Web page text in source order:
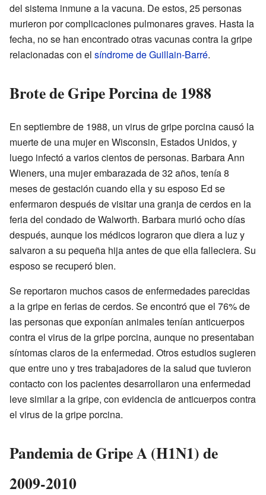
del sistema inmune a la vacuna. De estos, 25 personas
murieron por complicaciones pulmonares graves. Hasta la
fecha, no se han encontrado otras vacunas contra la gripe
relacionadas con el síndrome de Guillain-Barré.
Brote de Gripe Porcina de 1988
En septiembre de 1988, un virus de gripe porcina causó la
muerte de una mujer en Wisconsin, Estados Unidos, y
luego infectó a varios cientos de personas. Barbara Ann
Wieners, una mujer embarazada de 32 años, tenía 8
meses de gestación cuando ella y su esposo Ed se
enfermaron después de visitar una granja de cerdos en la
feria del condado de Walworth. Barbara murió ocho días
después, aunque los médicos lograron que diera a luz y
salvaron a su pequeña hija antes de que ella falleciera. Su
esposo se recuperó bien.
Se reportaron muchos casos de enfermedades parecidas
a la gripe en ferias de cerdos. Se encontró que el 76% de
las personas que exponían animales tenían anticuerpos
contra el virus de la gripe porcina, aunque no presentaban
síntomas claros de la enfermedad. Otros estudios sugieren
que entre uno y tres trabajadores de la salud que tuvieron
contacto con los pacientes desarrollaron una enfermedad
leve similar a la gripe, con evidencia de anticuerpos contra
el virus de la gripe porcina.
Pandemia de Gripe A (H1N1) de
2009-2010